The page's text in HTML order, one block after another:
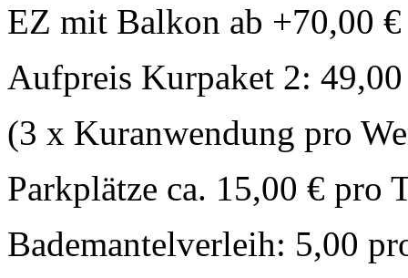
EZ mit Balkon ab +70,00
Aufpreis Kurpaket 2:
(3 x Kuranwendung pro
Parkplätze ca. 15,00 € pro
Bademantelverleih: 5,00